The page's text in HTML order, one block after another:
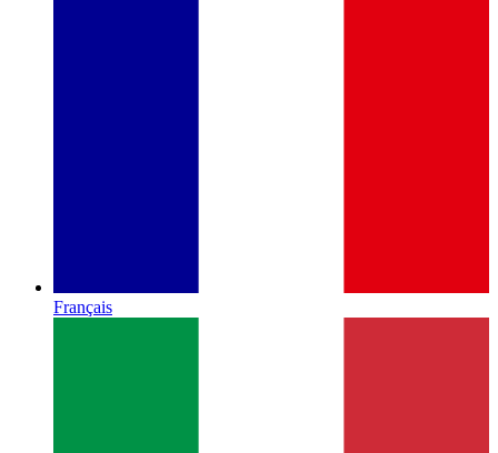
Français